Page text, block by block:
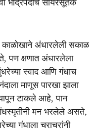
भाद्रपदाचे सोयरसूतक
काळोखाने अंधारलेली सकाळ
पण क्षणात अंधारलेला
स्वाद आणि गंधाच
माणूस पारखा झाला
टाकले आहे, पान
मन भरलेले असते,
गंधाला चराचरांनी